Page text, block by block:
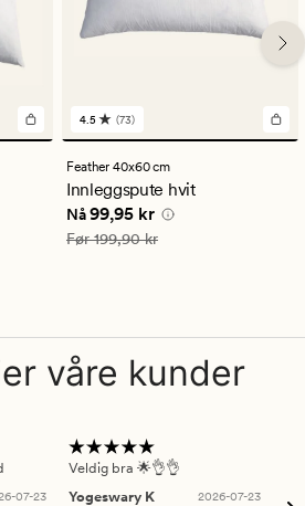
73
anmeldelser
med
en
gjennomsnittlig
vurdering
på
4.5
4.5 (73)
Feather 40x60 cm
Innleggspute hvit
Nåværende pris
Nå99,95 kr
Vanlig pris 199,90 kr
Før199,90 kr
våre kunder
07-23
Veldig bra 🌟👌👌
Yogeswary K
2026-07-23